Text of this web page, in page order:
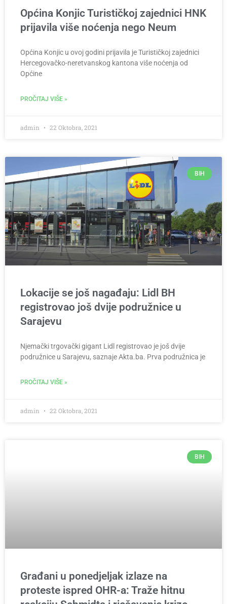
Općina Konjic Turističkoj zajednici HNK
prijavila više noćenja nego Neum
Općina Konjic u ovoj godini prijavila je Turističkoj zajednici
Hercegovačko-neretvanskog kantona više noćenja od
Općine
PROČITAJ VIŠE »
admin 22 Oktobra, 2021
BIH
Lokacije se još nagađaju: Lidl BH
registrovao još dvije podružnice u
Sarajevu
Njemački trgovački gigant Lidl registrovao je još dvije
podružnice u Sarajevu, saznaje Akta.ba. Prva podružnica je
PROČITAJ VIŠE »
admin 22 Oktobra, 2021
BIH
Građani u ponedjeljak izlaze na
proteste ispred OHR-a: Traže hitnu